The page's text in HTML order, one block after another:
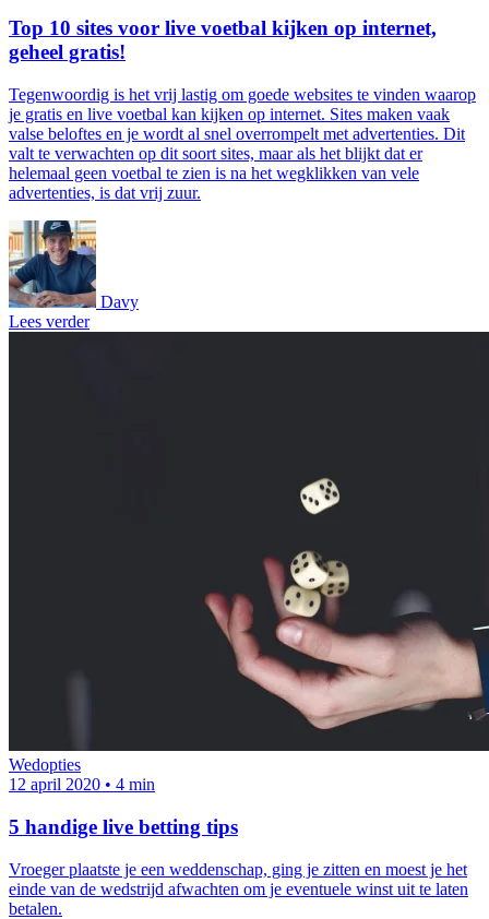
Top 10 sites voor live voetbal kijken op internet,
geheel gratis!
Tegenwoordig is het vrij lastig om goede websites te vinden waarop
je gratis en live voetbal kan kijken op internet. Sites maken vaak
valse beloftes en je wordt al snel overrompelt met advertenties. Dit
valt te verwachten op dit soort sites, maar als het blijkt dat er
helemaal geen voetbal te zien is na het wegklikken van vele
advertenties, is dat vrij zuur.
Davy
Lees verder
Wedopties
12 april 2020 • 4 min
5 handige live betting tips
Vroeger plaatste je een weddenschap, ging je zitten en moest je het
einde van de wedstrijd afwachten om je eventuele winst uit te laten
betalen.